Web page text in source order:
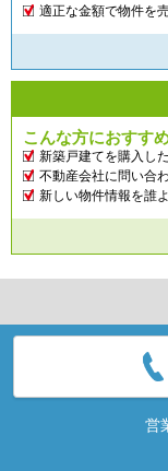
適正な金額で物件を
こんな方におすす
新築戸建てを購入した
不動産会社に問い合
新しい物件情報を誰
営